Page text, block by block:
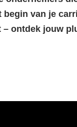
begin van je
– ontdek jouw